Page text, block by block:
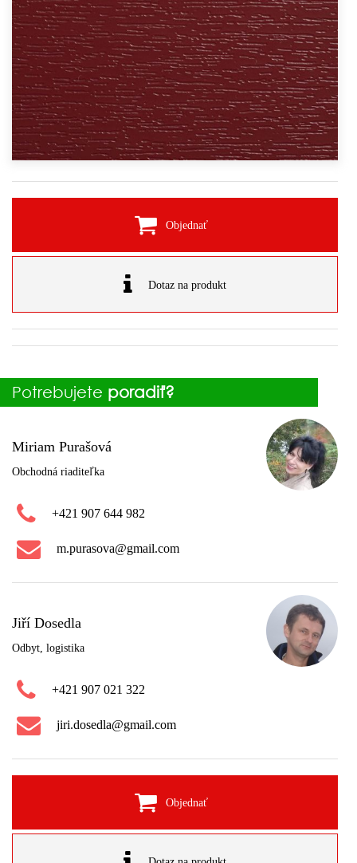
Objednať
Dotaz na produkt
Potrebujete poradiť?
Miriam Purašová
Obchodná riaditeľka
+421 907 644 982
m.purasova@gmail.com
Jiří Dosedla
Odbyt, logistika
+421 907 021 322
jiri.dosedla@gmail.com
Objednať